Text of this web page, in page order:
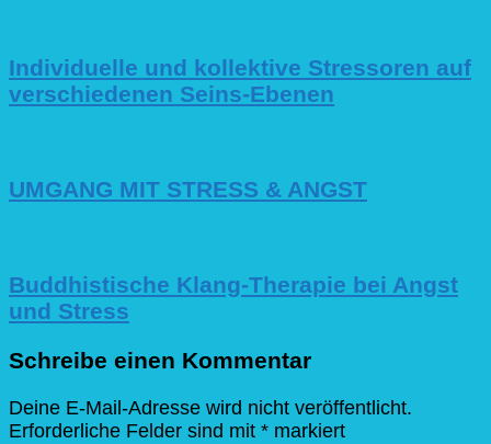
Individuelle und kollektive Stressoren auf
verschiedenen Seins-Ebenen
UMGANG MIT STRESS & ANGST
Buddhistische Klang-Therapie bei Angst
und Stress
Schreibe einen Kommentar
Deine E-Mail-Adresse wird nicht veröffentlicht.
Erforderliche Felder sind mit * markiert